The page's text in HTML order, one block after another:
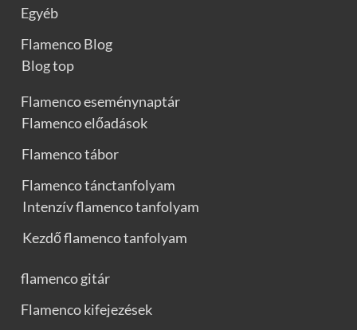
Egyéb
Flamenco Blog
Blog top
Flamenco eseménynaptár
Flamenco előadások
Flamenco tábor
Flamenco tánctanfolyam
Intenzív flamenco tanfolyam
Kezdő flamenco tanfolyam
flamenco gitár
Flamenco kifejezések